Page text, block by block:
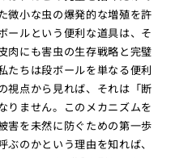
微小な虫の爆発的な増殖を許
ールという便利な道具は、そ
肉にも害虫の生存戦略と完璧
たちは段ボールを単なる便利
視点から見れば、それは「断
りません。このメカニズムを
害を未然に防ぐための第一歩
のかという理由を知れば、